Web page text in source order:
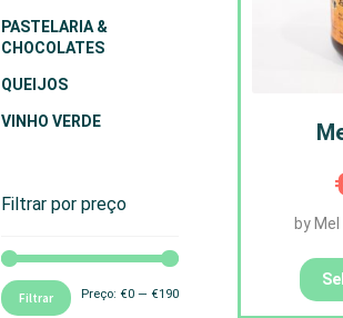
by
PASTELARIA &
CHOCOLATES
QUEIJOS
VINHO VERDE
Filtrar por preço
Preço
Preço
Filtrar Preço: €0— €190